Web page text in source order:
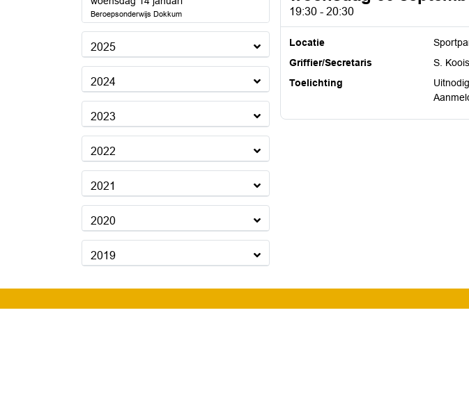
Beroepsonderwijs Dokkum
2025
2024
2023
2022
2021
2020
2019
19:30 - 20:30
Locatie
Griffier/Secretaris
S.
Toelichting